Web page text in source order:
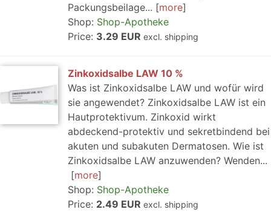
Packungsbeilage...
more
Shop: Shop-Apotheke
Price: 3.29 EUR excl. shipping
Zinkoxidsalbe LAW 10 %
Was ist Zinkoxidsalbe LAW und wofür wird
sie angewendet? Zinkoxidsalbe LAW ist ein
Hautprotektivum. Zinkoxid wirkt
abdeckend-protektiv und sekretbindend bei
akuten und subakuten Dermatosen. Wie ist
Zinkoxidsalbe LAW anzuwenden? Wenden...
more
Shop: Shop-Apotheke
Price: 2.49 EUR excl. shipping